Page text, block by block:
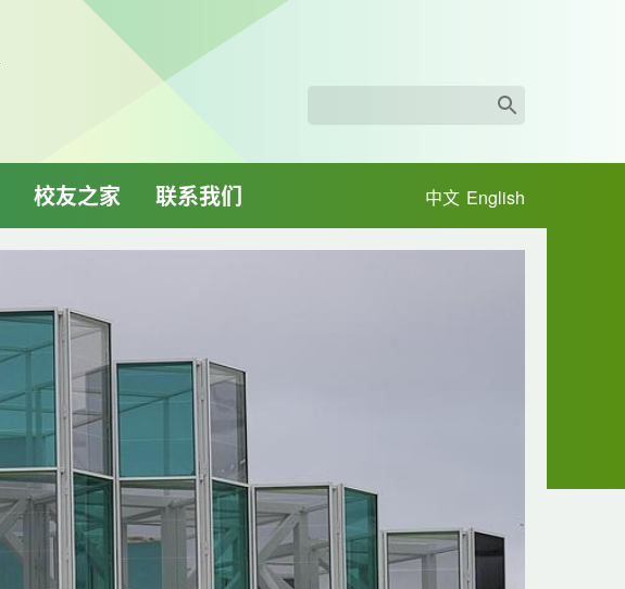
校友之家 联系我们 中文 English